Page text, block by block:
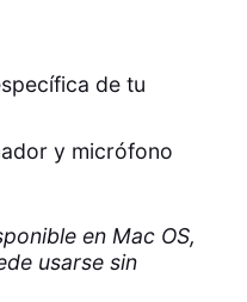
de tu
y micrófono
en Mac OS,
usarse sin